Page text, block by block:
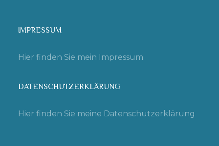
IMPRESSUM
Hier finden Sie mein Impressum
DATENSCHUTZERKLÄRUNG
Hier finden Sie meine Datenschutzerklärung